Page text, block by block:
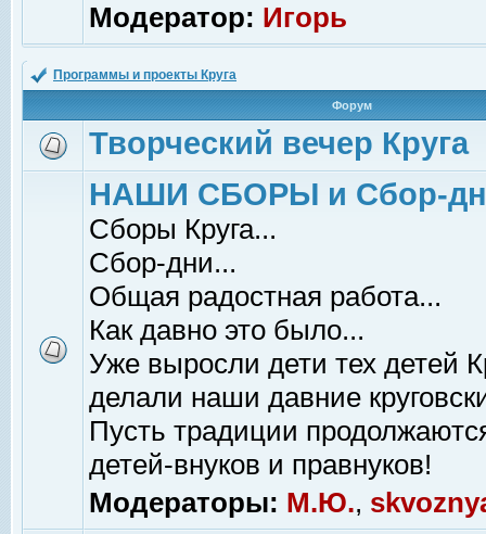
Модератор: Игорь
Программы и проекты Круга
Форум
Творческий вечер Круга
НАШИ СБОРЫ и Сбор-
Сборы Круга...
Сбор-дни...
Общая радостная работа...
Как давно это было...
Уже выросли дети тех детей
делали наши давние
Пусть традиции
детей-внуков и правнуков!
Модераторы: М.Ю.,